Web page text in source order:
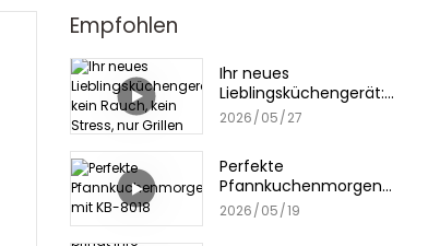
Empfohlen
Ihr neues
Lieblingsküchengerät:
kein Rauch, kein Stress,
2026 05 27
Perfekte
Pfannkuchenmorgen
mit KB-8018
2026 05 19